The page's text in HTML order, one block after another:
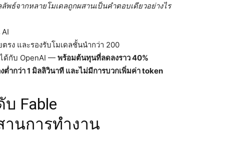
พธ์จากหลายโมเดลถูกผสานเป็นคำตอบเดียวอย่างไร
รง และรองรับโมเดลชั้นนำกว่า 200
ด้กับ OpenAI — พร้อมต้นทุนที่ลดลงราว 40%
ต่ำกว่า 1 มิลลิวินาที และไม่มีการบวกเพิ่มค่า token
Fable
านการทำงาน